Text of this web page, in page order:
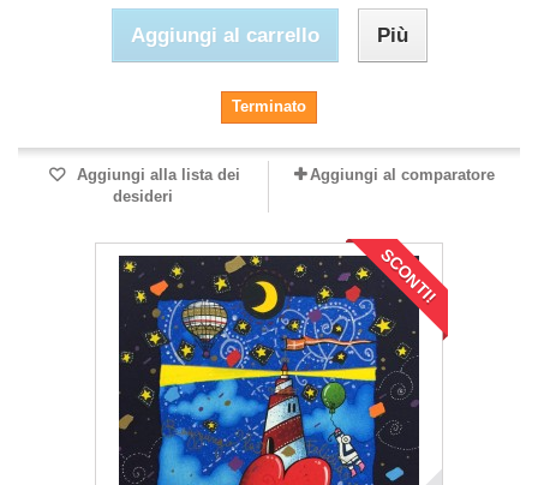
Aggiungi al carrello Più
Terminato
Aggiungi alla lista dei
desideri
Aggiungi al comparatore
SCONTI!